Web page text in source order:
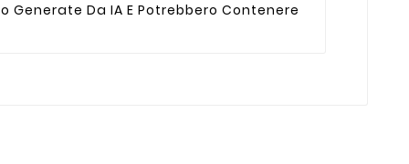
Generate Da IA E Potrebbero Contenere